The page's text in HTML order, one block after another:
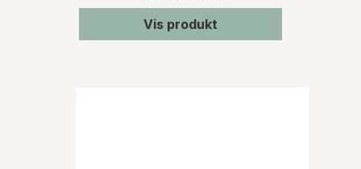
Vis produkt